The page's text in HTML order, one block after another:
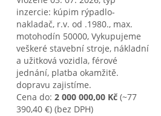
inzercie: kúpim rýpadlo-
nakladač, r.v. od .1980., max.
motohodín 50000, Vykupujeme
veškeré stavební stroje, nákladní
a užitková vozidla, férové
jednání, platba okamžitě.
dopravu zajistíme.
Cena do: 2 000 000,00 Kč (~77
390,40 €) (bez DPH)